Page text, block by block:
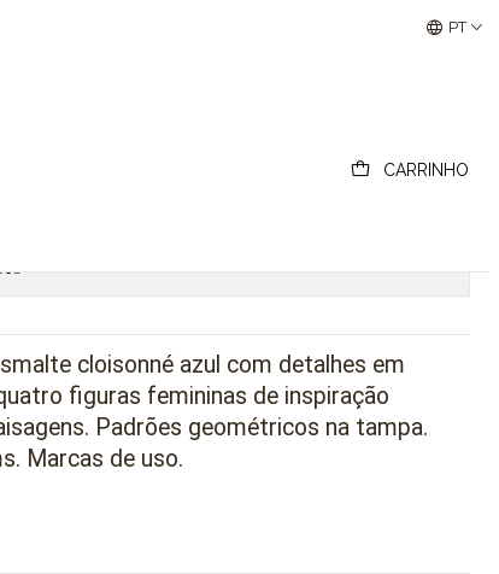
CARRINHO
Buscantiguidades - Leilões Colecionismo e PT
cloisonné
cloisonné azul com detalhes em
figuras femininas de inspiração
Padrões geométricos na tampa.
Marcas de uso.